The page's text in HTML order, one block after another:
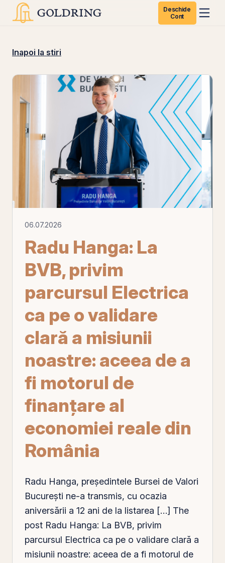
Deschide
Cont
Inapoi la stiri
06.07.2026
Radu Hanga: La
BVB, privim
parcursul Electrica
ca pe o validare
clară a misiunii
noastre: aceea de a
fi motorul de
finanțare al
economiei reale din
România
Radu Hanga, președintele Bursei de Valori
București ne-a transmis, cu ocazia
aniversării a 12 ani de la listarea […] The
post Radu Hanga: La BVB, privim
parcursul Electrica ca pe o validare clară a
misiunii noastre: aceea de a fi motorul de